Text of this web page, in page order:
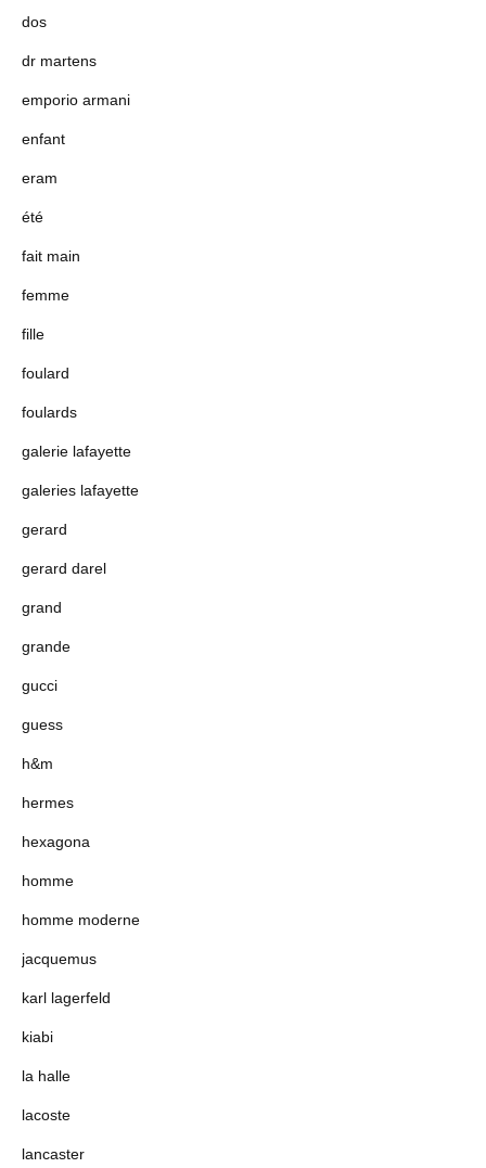
dos
dr martens
emporio armani
enfant
eram
été
fait main
femme
fille
foulard
foulards
galerie lafayette
galeries lafayette
gerard
gerard darel
grand
grande
gucci
guess
h&m
hermes
hexagona
homme
homme moderne
jacquemus
karl lagerfeld
kiabi
la halle
lacoste
lancaster